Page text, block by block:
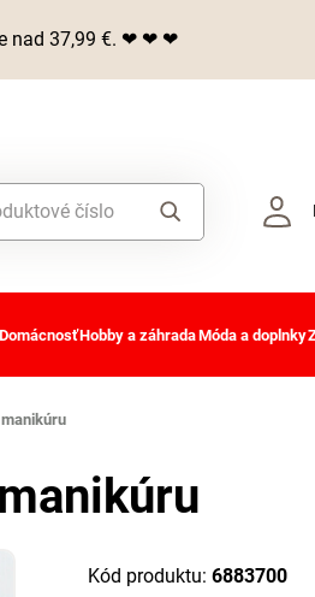
nad 37,99 €. ❤ ❤ ❤
DomácnosťHobby a záhradaMóda a doplnky
Kód produktu: 6883700